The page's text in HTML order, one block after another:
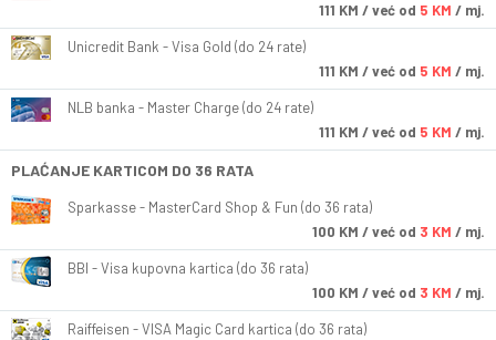
111 KM / već od 5 KM / mj.
Unicredit Bank - Visa Gold (do 24 rate)
111 KM / već od 5 KM / mj.
NLB banka - Master Charge (do 24 rate)
111 KM / već od 5 KM / mj.
PLAĆANJE KARTICOM DO 36 RATA
Sparkasse - MasterCard Shop & Fun (do 36 rata)
100 KM / već od 3 KM / mj.
BBI - Visa kupovna kartica (do 36 rata)
100 KM / već od 3 KM / mj.
Raiffeisen - VISA Magic Card kartica (do 36 rata)